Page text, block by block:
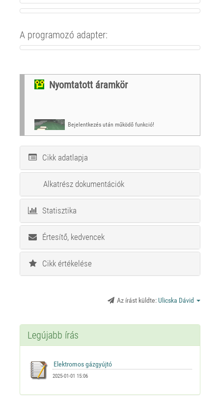
A programozó adapter:
Nyomtatott áramkör
Bejelentkezés után működő funkció!
Cikk adatlapja
Alkatrész dokumentációk
Statisztika
Értesítő, kedvencek
Cikk értékelése
Az írást küldte: Ulicska Dávid
Legújabb írás
2025-01-01 15:06